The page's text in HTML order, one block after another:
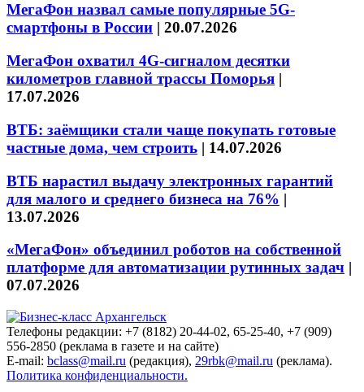
МегаФон назвал самые популярные 5G-
смартфоны в России | 20.07.2026
МегаФон охватил 4G-сигналом десятки
километров главной трассы Поморья |
17.07.2026
ВТБ: заёмщики стали чаще покупать готовые
частные дома, чем строить | 14.07.2026
ВТБ нарастил выдачу электронных гарантий
для малого и среднего бизнеса на 76% |
13.07.2026
«МегаФон» объединил роботов на собственной
платформе для автоматизации рутинных задач |
07.07.2026
Телефоны редакции: +7 (8182) 20-44-02, 65-25-40, +7 (909)
556-2850 (реклама в газете и на сайте)
E-mail: bclass@mail.ru (редакция), 29rbk@mail.ru (реклама).
Политика конфиденциальности.